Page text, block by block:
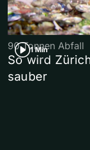
1 Min
90 Tonnen Abfall
So wird
sauber